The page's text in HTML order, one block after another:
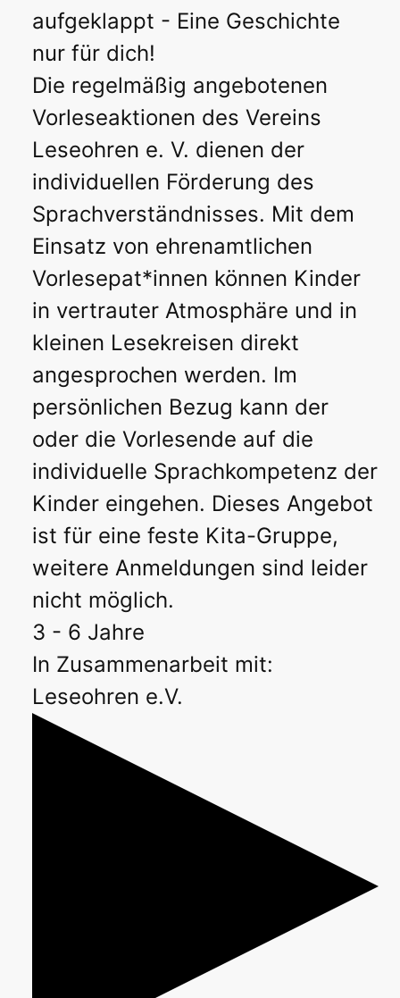
aufgeklappt - Eine Geschichte
nur für dich!
Die regelmäßig angebotenen
Vorleseaktionen des Vereins
Leseohren e. V. dienen der
individuellen Förderung des
Sprachverständnisses. Mit dem
Einsatz von ehrenamtlichen
Vorlesepat*innen können Kinder
in vertrauter Atmosphäre und in
kleinen Lesekreisen direkt
angesprochen werden. Im
persönlichen Bezug kann der
oder die Vorlesende auf die
individuelle Sprachkompetenz der
Kinder eingehen. Dieses Angebot
ist für eine feste Kita-Gruppe,
weitere Anmeldungen sind leider
nicht möglich.
3 - 6 Jahre
In Zusammenarbeit mit:
Leseohren e.V.